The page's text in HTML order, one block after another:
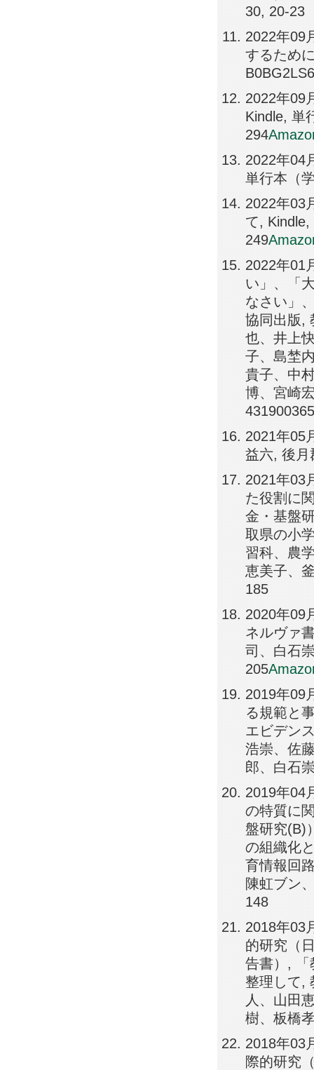
30, 20-23
2022年09
するため
2022年09
Kindle, 単
294
2022年04
単行本（
2022年03
て,
249
2022年01
い」、「
なさい」
協同出版,
也、井上
子、島埜
貴子、中
博、宮崎
2021年05
益六, 後月
2021年03
た役割に
金・基盤
取県の小
習科、農
恵美子、
185
2020年09
ネルヴァ
司、白石
205
2019年09
る規範と
エビデン
浩崇、佐
郎、白石
2019年04
の特質に
盤研究(B)
の組織化
育情報回
陳虹ブン
148
2018年03
的研究（
告書）,
整理して,
人、山田
樹、板橋
2018年03
際的研究